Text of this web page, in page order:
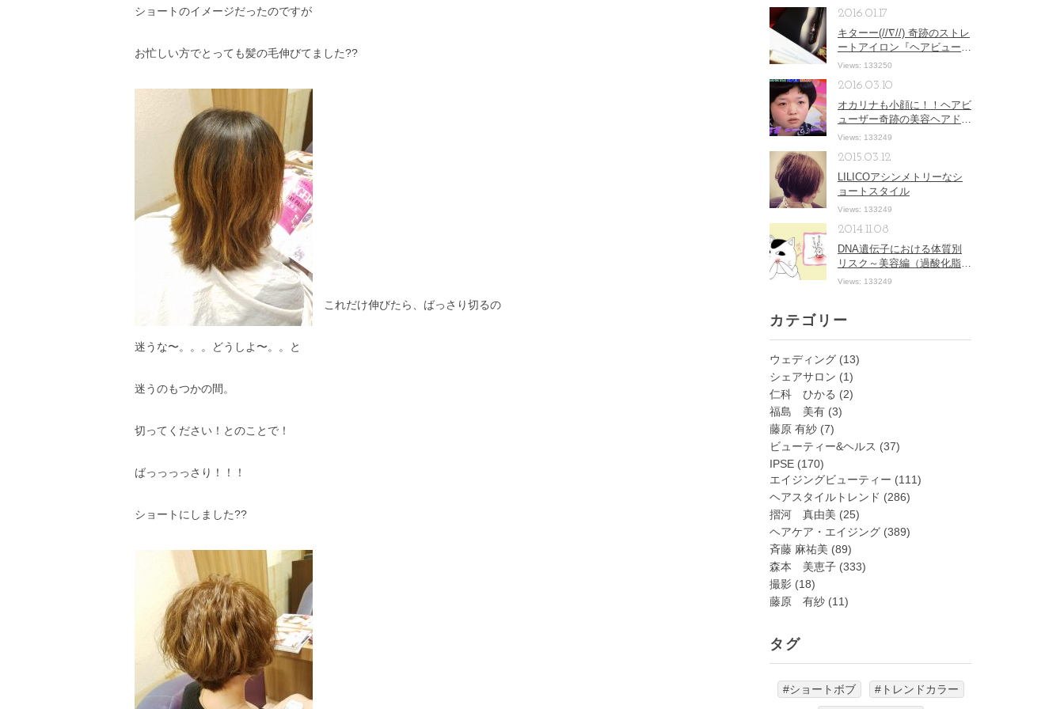
ショートのイメージだったのですが
お忙しい方でとっても髪の毛伸びてました??
これだけ伸びたら、ばっさり切るの
迷うな〜。。。どうしよ〜。。と
迷うのもつかの間。
切ってください！とのことで！
ばっっっっさり！！！
ショートにしました??
キターー(//∇//) 奇跡のストレ
ートアイロン『ヘアビューロ
ンストレートアイロン』
2016.01.17
Views: 133250
オカリナも小顔に！！ヘアビ
ューザー奇跡の美容ヘアドラ
イヤー！！
2016.03.10
Views: 133249
LILICOアシンメトリーなシ
ョートスタイル
2015.03.12
Views: 133249
DNA遺伝子における体質別
リスク～美容編（過酸化脂
質）
2014.11.08
Views: 133249
カテゴリー
ウェディング (13)
シェアサロン (1)
仁科 ひかる (2)
福島 美有 (3)
藤原 有紗 (7)
ビューティー&ヘルス (37)
IPSE (170)
エイジングビューティー (111)
ヘアスタイルトレンド (286)
摺河 真由美 (25)
ヘアケア・エイジング (389)
斉藤 麻祐美 (89)
森本 美恵子 (333)
撮影 (18)
藤原 有紗 (11)
タグ
#ショートボブ
#トレンドカラー